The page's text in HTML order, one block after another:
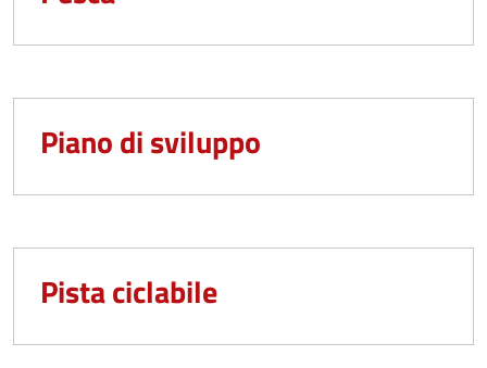
Piano di sviluppo
Pista ciclabile